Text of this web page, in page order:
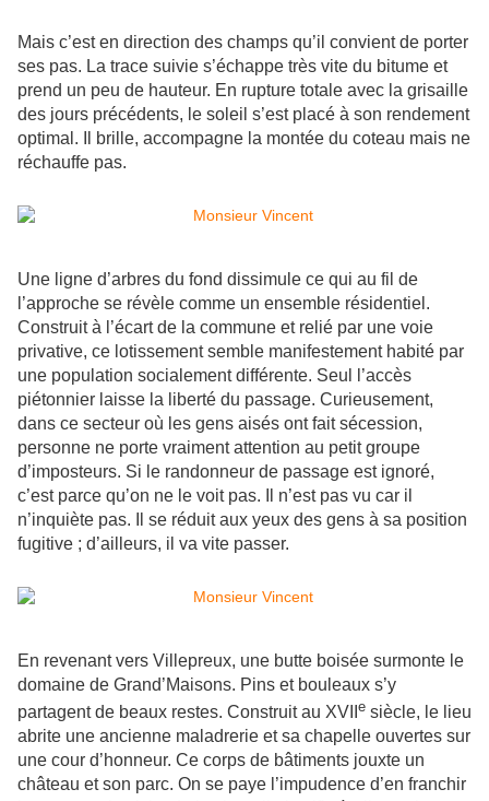
Mais c’est en direction des champs qu’il convient de porter
ses pas. La trace suivie s’échappe très vite du bitume et
prend un peu de hauteur. En rupture totale avec la grisaille
des jours précédents, le soleil s’est placé à son rendement
optimal. Il brille, accompagne la montée du coteau mais ne
réchauffe pas.
Une ligne d’arbres du fond dissimule ce qui au fil de
l’approche se révèle comme un ensemble résidentiel.
Construit à l’écart de la commune et relié par une voie
privative, ce lotissement semble manifestement habité par
une population socialement différente. Seul l’accès
piétonnier laisse la liberté du passage. Curieusement,
dans ce secteur où les gens aisés ont fait sécession,
personne ne porte vraiment attention au petit groupe
d’imposteurs. Si le randonneur de passage est ignoré,
c’est parce qu’on ne le voit pas. Il n’est pas vu car il
n’inquiète pas. Il se réduit aux yeux des gens à sa position
fugitive ; d’ailleurs, il va vite passer.
En revenant vers Villepreux, une butte boisée surmonte le
domaine de Grand’Maisons. Pins et bouleaux s’y
partagent de beaux restes. Construit au XVII e siècle, le lieu
abrite une ancienne maladrerie et sa chapelle ouvertes sur
une cour d’honneur. Ce corps de bâtiments jouxte un
château et son parc. On se paye l’impudence d’en franchir